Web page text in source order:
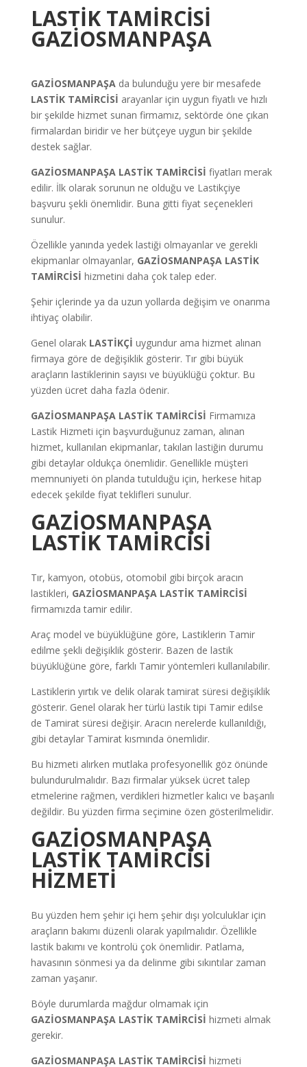
LASTİK TAMİRCİSİ
GAZİOSMANPAŞA
GAZİOSMANPAŞA da bulunduğu yere bir mesafede
LASTİK TAMİRCİSİ arayanlar için uygun fiyatlı ve hızlı
bir şekilde hizmet sunan firmamız, sektörde öne çıkan
firmalardan biridir ve her bütçeye uygun bir şekilde
destek sağlar.
GAZİOSMANPAŞA LASTİK TAMİRCİSİ fiyatları merak
edilir. İlk olarak sorunun ne olduğu ve Lastikçiye
başvuru şekli önemlidir. Buna gitti fiyat seçenekleri
sunulur.
Özellikle yanında yedek lastiği olmayanlar ve gerekli
ekipmanlar olmayanlar, GAZİOSMANPAŞA LASTİK
TAMİRCİSİ hizmetini daha çok talep eder.
Şehir içlerinde ya da uzun yollarda değişim ve onarıma
ihtiyaç olabilir.
Genel olarak LASTİKÇİ uygundur ama hizmet alınan
firmaya göre de değişiklik gösterir. Tır gibi büyük
araçların lastiklerinin sayısı ve büyüklüğü çoktur. Bu
yüzden ücret daha fazla ödenir.
GAZİOSMANPAŞA LASTİK TAMİRCİSİ Firmamıza
Lastik Hizmeti için başvurduğunuz zaman, alınan
hizmet, kullanılan ekipmanlar, takılan lastiğin durumu
gibi detaylar oldukça önemlidir. Genellikle müşteri
memnuniyeti ön planda tutulduğu için, herkese hitap
edecek şekilde fiyat teklifleri sunulur.
GAZİOSMANPAŞA
LASTİK TAMİRCİSİ
Tır, kamyon, otobüs, otomobil gibi birçok aracın
lastikleri, GAZİOSMANPAŞA LASTİK TAMİRCİSİ
firmamızda tamir edilir.
Araç model ve büyüklüğüne göre, Lastiklerin Tamir
edilme şekli değişiklik gösterir. Bazen de lastik
büyüklüğüne göre, farklı Tamir yöntemleri kullanılabilir.
Lastiklerin yırtık ve delik olarak tamirat süresi değişiklik
gösterir. Genel olarak her türlü lastik tipi Tamir edilse
de Tamirat süresi değişir. Aracın nerelerde kullanıldığı,
gibi detaylar Tamirat kısmında önemlidir.
Bu hizmeti alırken mutlaka profesyonellik göz önünde
bulundurulmalıdır. Bazı firmalar yüksek ücret talep
etmelerine rağmen, verdikleri hizmetler kalıcı ve başarılı
değildir. Bu yüzden firma seçimine özen gösterilmelidir.
GAZİOSMANPAŞA
LASTİK TAMİRCİSİ
HİZMETİ
Bu yüzden hem şehir içi hem şehir dışı yolculuklar için
araçların bakımı düzenli olarak yapılmalıdır. Özellikle
lastik bakımı ve kontrolü çok önemlidir. Patlama,
havasının sönmesi ya da delinme gibi sıkıntılar zaman
zaman yaşanır.
Böyle durumlarda mağdur olmamak için
GAZİOSMANPAŞA LASTİK TAMİRCİSİ hizmeti almak
gerekir.
GAZİOSMANPAŞA LASTİK TAMİRCİSİ hizmeti